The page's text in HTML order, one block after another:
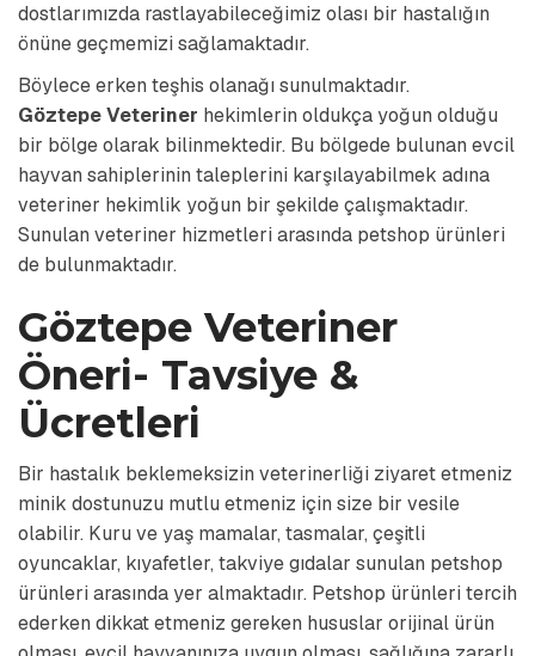
dostlarımızda rastlayabileceğimiz olası bir hastalığın
önüne geçmemizi sağlamaktadır.
Böylece erken teşhis olanağı sunulmaktadır.
Göztepe Veteriner hekimlerin oldukça yoğun olduğu
bir bölge olarak bilinmektedir. Bu bölgede bulunan evcil
hayvan sahiplerinin taleplerini karşılayabilmek adına
veteriner hekimlik yoğun bir şekilde çalışmaktadır.
Sunulan veteriner hizmetleri arasında petshop ürünleri
de bulunmaktadır.
Göztepe Veteriner
Öneri- Tavsiye &
Ücretleri
Bir hastalık beklemeksizin veterinerliği ziyaret etmeniz
minik dostunuzu mutlu etmeniz için size bir vesile
olabilir. Kuru ve yaş mamalar, tasmalar, çeşitli
oyuncaklar, kıyafetler, takviye gıdalar sunulan petshop
ürünleri arasında yer almaktadır. Petshop ürünleri tercih
ederken dikkat etmeniz gereken hususlar orijinal ürün